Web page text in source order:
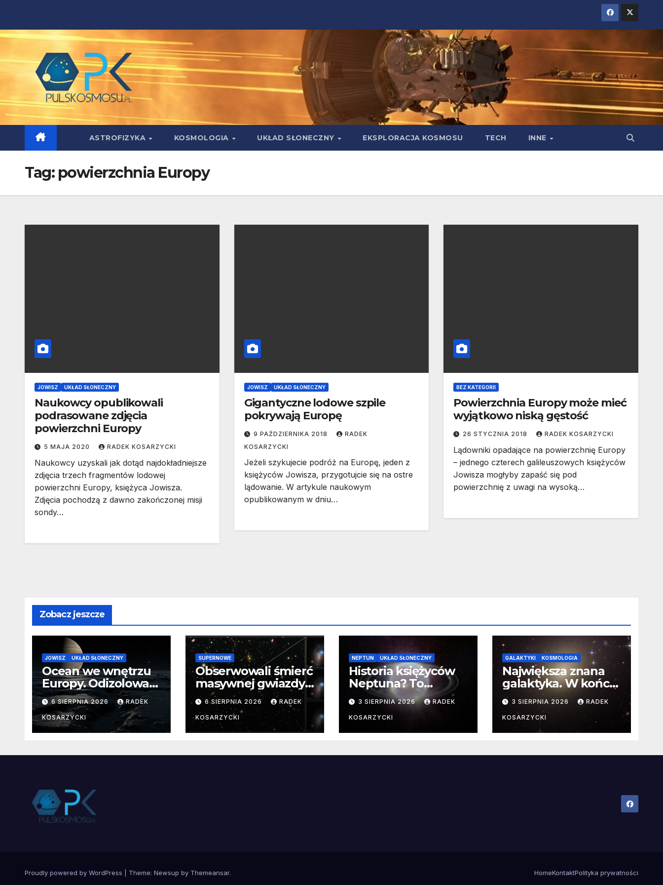
content
ASTROFIZYKA KOSMOLOGIA UKŁAD SŁONECZNY EKSPLORACJA KOSMOSU TECH INNE
Tag: powierzchnia Europy
JOWISZ UKŁAD SŁONECZNY
Naukowcy opublikowali
podrasowane zdjęcia
powierzchni Europy
5 MAJA 2020 RADEK KOSARZYCKI
Naukowcy uzyskali jak dotąd najdokładniejsze
zdjęcia trzech fragmentów lodowej
powierzchni Europy, księżyca Jowisza.
Zdjęcia pochodzą z dawno zakończonej misji
sondy…
JOWISZ UKŁAD SŁONECZNY
Gigantyczne lodowe szpile
pokrywają Europę
9 PAŹDZIERNIKA 2018
RADEK
KOSARZYCKI
Jeżeli szykujecie podróż na Europę, jeden z
księżyców Jowisza, przygotujcie się na ostre
lądowanie. W artykule naukowym
opublikowanym w dniu…
BEZ KATEGORII
Powierzchnia Europy może mieć
wyjątkowo niską gęstość
26 STYCZNIA 2018 RADEK KOSARZYCKI
Lądowniki opadające na powierzchnię Europy
– jednego czterech galileuszowych księżyców
Jowisza mogłyby zapaść się pod
powierzchnię z uwagi na wysoką…
Zobacz jeszcze
JOWISZ UKŁAD SŁONECZNY
Ocean we wnętrzu
Europy. Odizolowani
przez lodową
barierę
6 SIERPNIA 2026 RADEK
KOSARZYCKI
SUPERNOWE
Obserwowali śmierć
masywnej gwiazdy
od samego
początku.
Niezwykle cenne
dane
6 SIERPNIA 2026 RADEK
KOSARZYCKI
NEPTUN UKŁAD SŁONECZNY
Historia księżyców
Neptuna? To
skomplikowane
3 SIERPNIA 2026 RADEK
KOSARZYCKI
GALAKTYKI KOSMOLOGIA
Największa znana
galaktyka. W końcu
poznaliśmy jej
faktyczne wymiary
3 SIERPNIA 2026 RADEK
KOSARZYCKI
Proudly powered by WordPress Theme: Newsup by Themeansar. HomeKontaktPolityka prywatności